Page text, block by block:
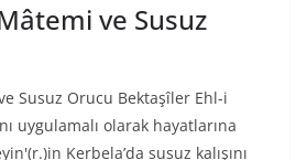
ve Susuz
Susuz Orucu Bektaşîler Ehl-i
uygulamalı olarak hayatlarına
Kerbela’da susuz kalışını